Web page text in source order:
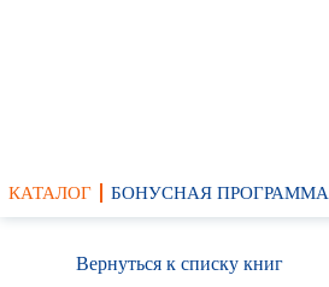
КАТАЛОГ БОНУСНАЯ ПРОГРАММА
Вернуться к списку книг